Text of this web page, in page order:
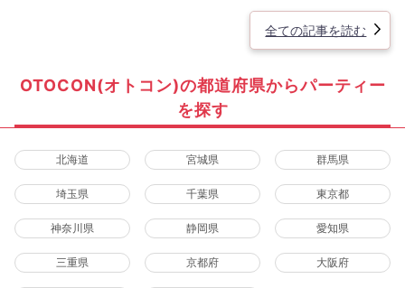
全ての記事を読む
OTOCON(オトコン)の都道府県からパーティー
を探す
北海道 宮城県 群馬県
埼玉県 千葉県 東京都
神奈川県 静岡県 愛知県
三重県 京都府 大阪府